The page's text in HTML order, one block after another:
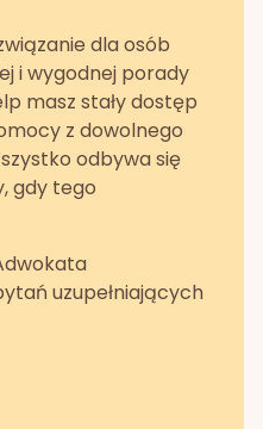
dla osób
i wygodnej porady
masz stały dostęp
z dowolnego
odbywa się
gdy tego
uzupełniających